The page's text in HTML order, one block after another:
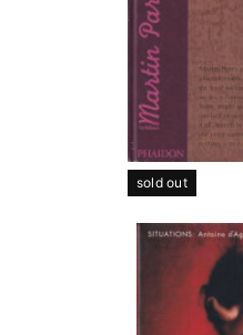
sold out